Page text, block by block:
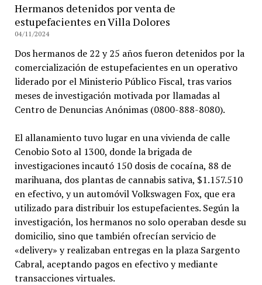
Hermanos detenidos por venta de
estupefacientes en Villa Dolores
04/11/2024
Dos hermanos de 22 y 25 años fueron detenidos por la
comercialización de estupefacientes en un operativo
liderado por el Ministerio Público Fiscal, tras varios
meses de investigación motivada por llamadas al
Centro de Denuncias Anónimas (0800-888-8080).
El allanamiento tuvo lugar en una vivienda de calle
Cenobio Soto al 1300, donde la brigada de
investigaciones incautó 150 dosis de cocaína, 88 de
marihuana, dos plantas de cannabis sativa, $1.157.510
en efectivo, y un automóvil Volkswagen Fox, que era
utilizado para distribuir los estupefacientes. Según la
investigación, los hermanos no solo operaban desde su
domicilio, sino que también ofrecían servicio de
«delivery» y realizaban entregas en la plaza Sargento
Cabral, aceptando pagos en efectivo y mediante
transacciones virtuales.